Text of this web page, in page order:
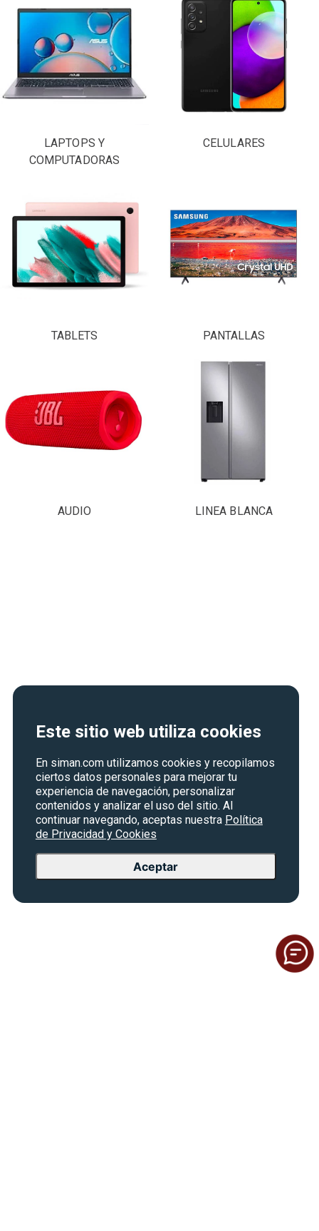
Este sitio web utiliza cookies
En siman.com utilizamos cookies y recopilamos
ciertos datos personales para mejorar tu
experiencia de navegación, personalizar
contenidos y analizar el uso del sitio. Al
continuar navegando, aceptas nuestra Política
de Privacidad y Cookies
Aceptar
LAPTOPS Y
COMPUTADORAS
CELULARES
TABLETS PANTALLAS
AUDIO LINEA BLANCA